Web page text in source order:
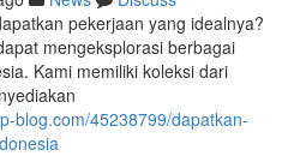
pekerjaan yang idealnya?
mengeksplorasi berbagai
Kami memiliki koleksi dari
blog.com/45238799/dapatkan-